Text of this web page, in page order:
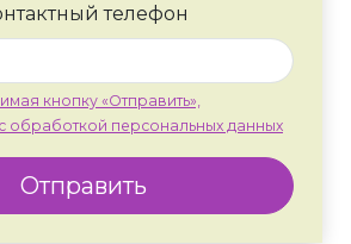
телефон
кнопку «Отправить»,
обработкой персональных данных
Отправить